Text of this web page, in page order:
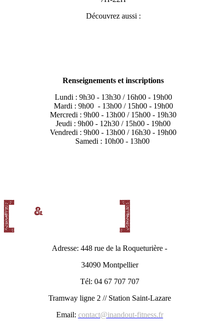
Découvrez aussi :
Renseignements et inscriptions
Lundi : 9h30 - 13h30 / 16h00 - 19h00
Mardi : 9h00 - 13h00 / 15h00 - 19h00
Mercredi : 9h00 - 13h00 / 15h00 - 19h30
Jeudi : 9h00 - 12h30 / 15h00 - 19h00
Vendredi : 9h00 - 13h00 / 16h30 - 19h00
Samedi : 10h00 - 13h00
Adresse: 448 rue de la Roqueturière -
34090 Montpellier
Tél: 04 67 707 707
Tramway ligne 2 // Station Saint-Lazare
Email: contact@inandout-fitness.fr